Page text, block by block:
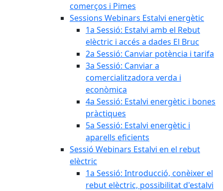
comerços i Pimes
Sessions Webinars Estalvi energètic
1a Sessió: Estalvi amb el Rebut
elèctric i accés a dades El Bruc
2a Sessió: Canviar potència i tarifa
3a Sessió: Canviar a
comercialitzadora verda i
econòmica
4a Sessió: Estalvi energètic i bones
pràctiques
5a Sessió: Estalvi energètic i
aparells eficients
Sessió Webinars Estalvi en el rebut
elèctric
1a Sessió: Introducció, conèixer el
rebut elèctric, possibilitat d'estalvi